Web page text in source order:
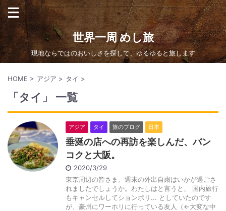
世界一周 めし旅
現地ならではのおいしさを探して、ゆるゆると旅します
HOME > アジア > タイ >
「タイ」 一覧
アジア タイ 旅のブログ 日本
垂涎の店への再訪を楽しんだ、バン
コクと大阪。
2020/3/29
東京周辺の皆さま、週末の外出自粛はいかが過ごさ
れましたでしょうか。わたしはと言うと、 国内旅行
もキャンセルしてションボリ... としていたのです
が、豪州にワーホリに行っている友人（←大変な中